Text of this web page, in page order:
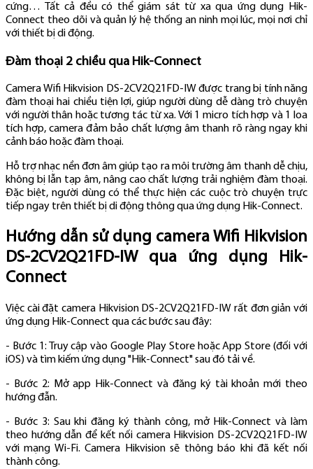
cứng… Tất cả đều có thể giám sát từ xa qua ứng dụng Hik-
Connect theo dõi và quản lý hệ thống an ninh mọi lúc, mọi nơi chỉ
với thiết bị di động.
Đàm thoại 2 chiều qua Hik-Connect
Camera Wifi Hikvision DS-2CV2Q21FD-IW được trang bị tính năng
đàm thoại hai chiều tiện lợi, giúp người dùng dễ dàng trò chuyện
với người thân hoặc tương tác từ xa. Với 1 micro tích hợp và 1 loa
tích hợp, camera đảm bảo chất lượng âm thanh rõ ràng ngay khi
cảnh báo hoặc đàm thoại.
Hỗ trợ nhạc nền đơn âm giúp tạo ra môi trường âm thanh dễ chịu,
không bị lẫn tạp âm, nâng cao chất lượng trải nghiệm đàm thoại.
Đặc biệt, người dùng có thể thực hiện các cuộc trò chuyện trực
tiếp ngay trên thiết bị di động thông qua ứng dụng Hik-Connect.
Hướng dẫn sử dụng camera Wifi Hikvision
DS-2CV2Q21FD-IW qua ứng dụng Hik-
Connect
Việc cài đặt camera Hikvision DS-2CV2Q21FD-IW rất đơn giản với
ứng dụng Hik-Connect qua các bước sau đây:
- Bước 1: Truy cập vào Google Play Store hoặc App Store (đối với
iOS) và tìm kiếm ứng dụng "Hik-Connect" sau đó tải về.
- Bước 2: Mở app Hik-Connect và đăng ký tài khoản mới theo
hướng đẫn.
- Bước 3: Sau khi đăng ký thành công, mở Hik-Connect và làm
theo hướng dẫn để kết nối camera Hikvision DS-2CV2Q21FD-IW
với mạng Wi-Fi. Camera Hikvision sẽ thông báo khi đã kết nối
thành công.